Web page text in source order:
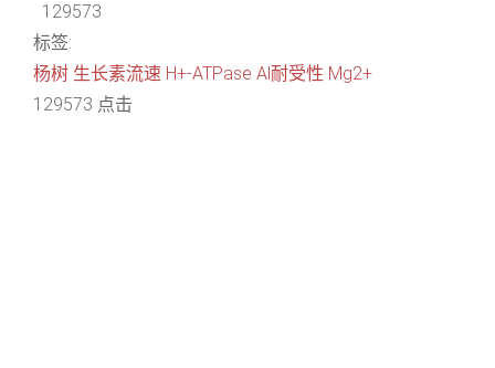
129573
标签:
杨树 生长素流速 H+-ATPase Al耐受性 Mg2+
129573 点击